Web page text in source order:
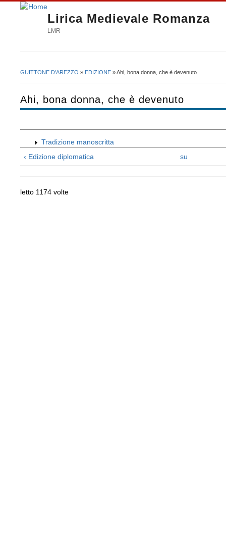
Lirica Medievale Romanza
LMR
GUITTONE D'AREZZO » EDIZIONE » Ahi, bona donna, che è devenuto
Ahi, bona donna, che è devenuto
Tradizione manoscritta
‹ Edizione diplomatica
su
letto 1174 volte